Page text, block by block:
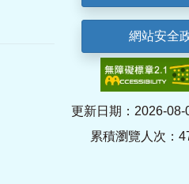
網站安全
更新日期：2026-08-
累積瀏覽人次：